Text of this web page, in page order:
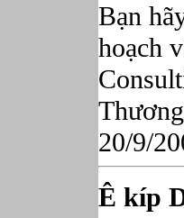
Bạn
hoạch
20/9/
Ê kíp